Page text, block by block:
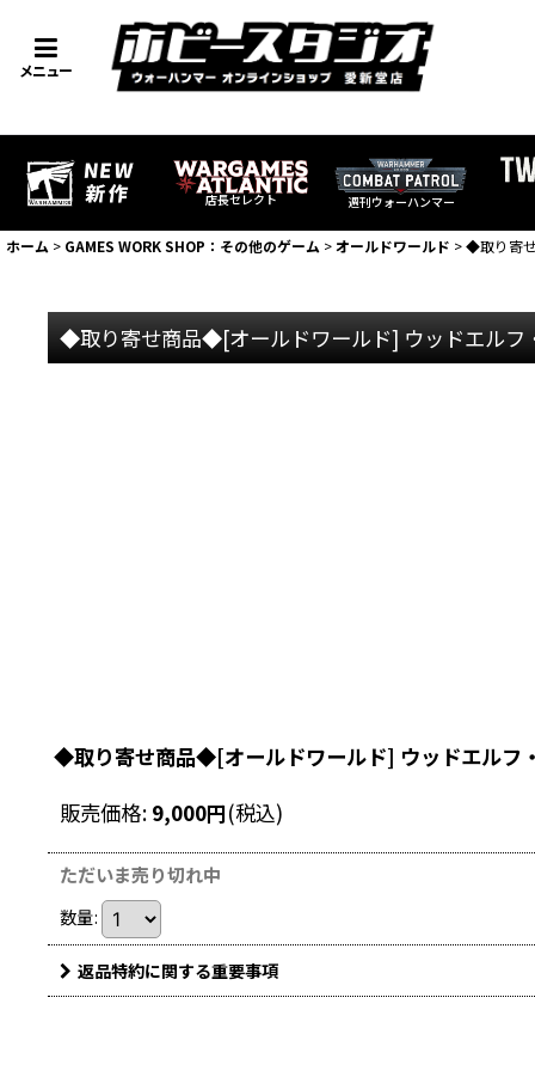
メニュー
店長セレクト 週刊ウォーハンマー
ホーム > GAMES WORK SHOP：その他のゲーム >オールドワールド >◆取り寄
◆取り寄せ商品◆[オールドワールド] ウッドエルフ
◆取り寄せ商品◆[オールドワールド] ウッドエルフ
販売価格: 9,000円(税込)
ただいま売り切れ中
数量:
返品特約に関する重要事項